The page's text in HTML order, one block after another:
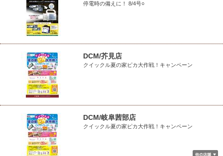
停電時の備えに！ 8/4号○
DCM/芥見店
クイックル夏の家ピカ大作戦！キャンペーン
DCM/岐阜茜部店
クイックル夏の家ピカ大作戦！キャンペーン